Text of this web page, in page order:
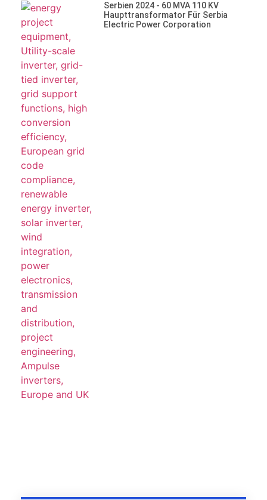
Serbien 2024 - 60 MVA 110 KV
Haupttransformator Für Serbia
Electric Power Corporation